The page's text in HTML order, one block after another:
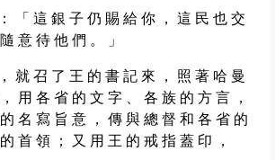
「 這 銀 子 仍 賜 給 你 ， 這 民 也 交
意 待 他 們 。 」
就 召 了 王 的 書 記 來 ， 照 著 哈 曼
用 各 省 的 文 字 、 各 族 的 方 言 ，
名 寫 旨 意 ， 傳 與 總 督 和 各 省 的
首 領 ； 又 用 王 的 戒 指 蓋 印 ，